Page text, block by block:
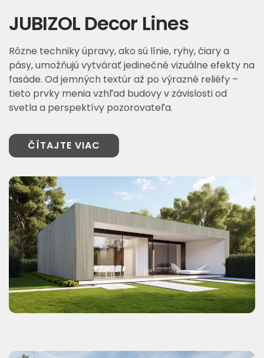
JUBIZOL Decor Lines
Rôzne techniky úpravy, ako sú línie, ryhy, čiary a
pásy, umožňujú vytvárať jedinečné vizuálne efekty na
fasáde. Od jemných textúr až po výrazné reliéfy –
tieto prvky menia vzhľad budovy v závislosti od
svetla a perspektívy pozorovateľa.
ČÍTAJTE VIAC